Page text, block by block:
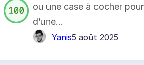
ou une case à cocher
d’une…
Yanis5 août 2025